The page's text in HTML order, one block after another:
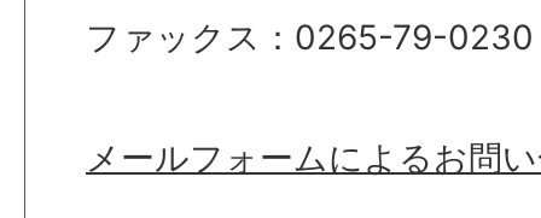
ファックス：0265-79-0230
メールフォームによるお問